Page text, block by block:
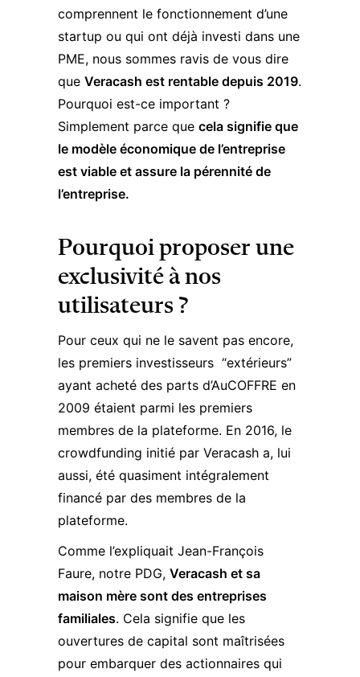
comprennent le fonctionnement d’une
startup ou qui ont déjà investi dans une
PME, nous sommes ravis de vous dire
que Veracash est rentable depuis 2019.
Pourquoi est-ce important ?
Simplement parce que cela signifie que
le modèle économique de l’entreprise
est viable et assure la pérennité de
l’entreprise.
Pourquoi proposer une
exclusivité à nos
utilisateurs ?
Pour ceux qui ne le savent pas encore,
les premiers investisseurs “extérieurs”
ayant acheté des parts d’AuCOFFRE en
2009 étaient parmi les premiers
membres de la plateforme. En 2016, le
crowdfunding initié par Veracash a, lui
aussi, été quasiment intégralement
financé par des membres de la
plateforme.
Comme l’expliquait Jean-François
Faure, notre PDG, Veracash et sa
maison mère sont des entreprises
familiales. Cela signifie que les
ouvertures de capital sont maîtrisées
pour embarquer des actionnaires qui